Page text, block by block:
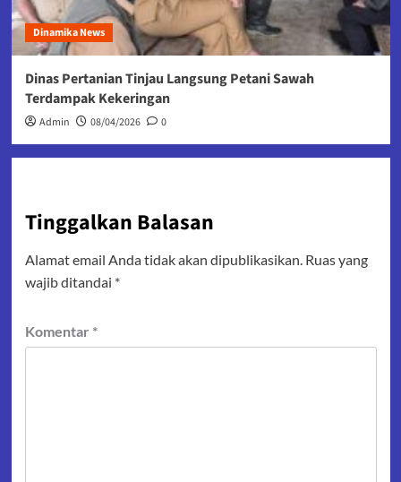
Dinamika News
Dinas Pertanian Tinjau Langsung Petani Sawah
Terdampak Kekeringan
Admin 08/04/2026 0
Tinggalkan Balasan
Alamat email Anda tidak akan dipublikasikan. Ruas yang
wajib ditandai *
Komentar *